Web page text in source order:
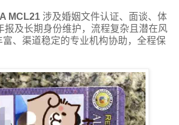
MCL21 涉及婚姻文件认证、面谈、体
报及长期身份维护，流程复杂且潜在风
富、渠道稳定的专业机构协助，全程保